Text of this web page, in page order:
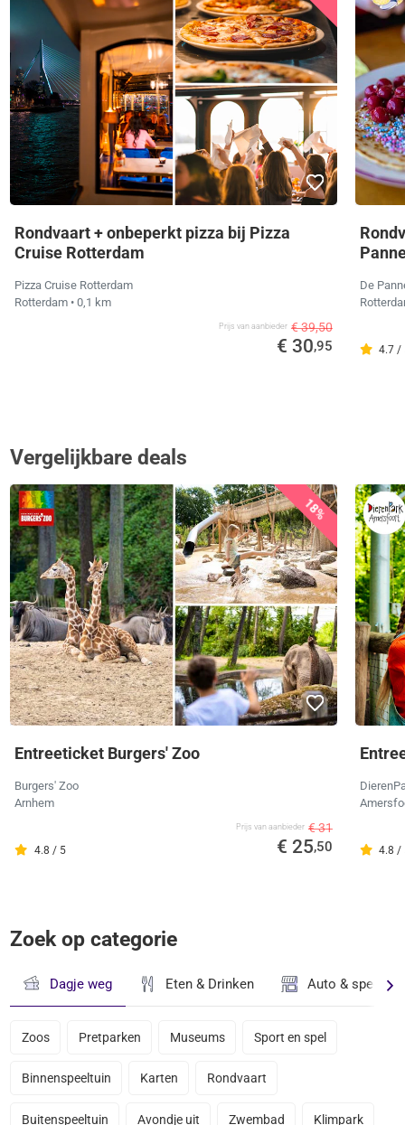
Rondvaart + onbeperkt pizza bij Pizza
Cruise Rotterdam
Pizza Cruise Rotterdam
Rotterdam • 0,1 km
Prijs van aanbieder € 39,50
€ 30,95
De
4.7 /
Vergelijkbare deals
18%
Entreeticket Burgers' Zoo
Burgers' Zoo
Arnhem
4.8 / 5
Prijs van aanbieder € 31
€ 25,50 4.8 /
Zoek op categorie
Dagje weg Eten & Drinken Auto &
Zoos Pretparken Museums Sport en spel
Binnenspeeltuin Karten Rondvaart
Buitenspeeltuin Avondje uit Zwembad Klimpark